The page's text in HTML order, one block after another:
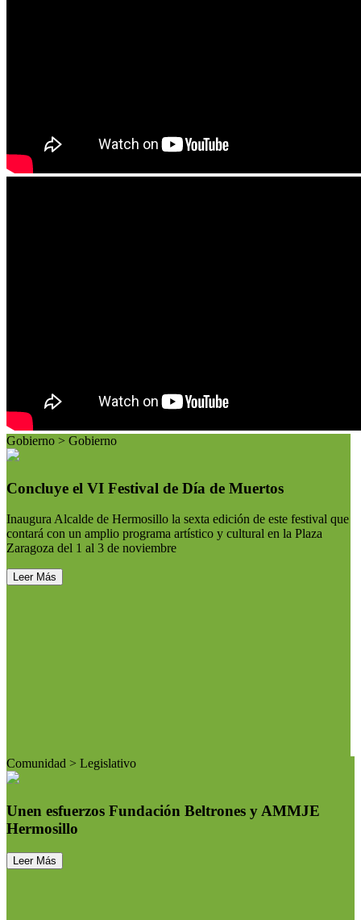
Gobierno > Gobierno
Concluye el VI Festival de Día de Muertos
Inaugura Alcalde de Hermosillo la sexta edición de este festival que
contará con un amplio programa artístico y cultural en la Plaza
Zaragoza del 1 al 3 de noviembre
Leer Más
Comunidad > Legislativo
Unen esfuerzos Fundación Beltrones y AMMJE
Hermosillo
Leer Más